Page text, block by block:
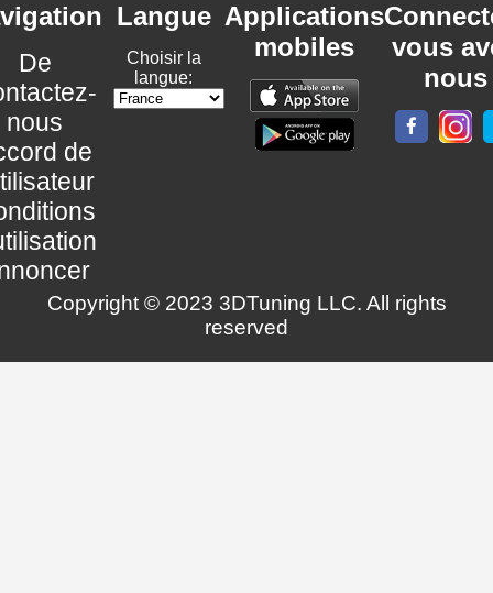
De
nous
de
Langue
Choisir la
langue:
Applications
mobiles
vous
nous
Copyright © 2023 3DTuning LLC. All rights
reserved